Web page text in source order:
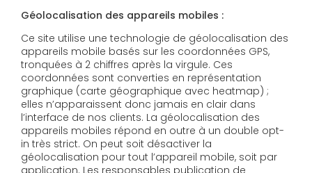
Géolocalisation des appareils mobiles :
Ce site utilise une technologie de géolocalisation des
appareils mobile basés sur les coordonnées GPS,
tronquées à 2 chiffres après la virgule. Ces
coordonnées sont converties en représentation
graphique (carte géographique avec heatmap) ;
elles n’apparaissent donc jamais en clair dans
l’interface de nos clients. La géolocalisation des
appareils mobiles répond en outre à un double opt-
in très strict. On peut soit désactiver la
géolocalisation pour tout l’appareil mobile, soit par
application. Les responsables publication de